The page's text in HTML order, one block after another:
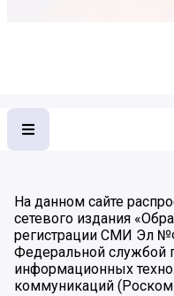
На данном сайте
сетевого издания
регистрации СМИ Эл
Федеральной службой
информационных
коммуникаций